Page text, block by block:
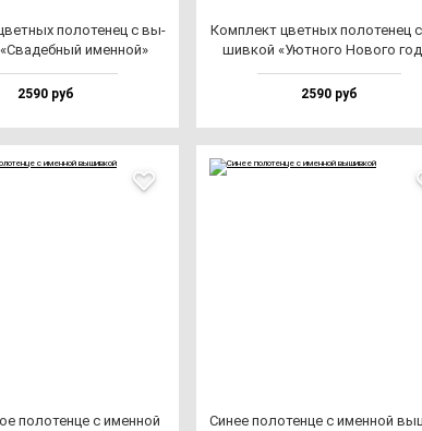
по­ло­те­нец с вы­
имен­ной»
2590 руб
Ком­плект цвет­ных по­ло­те­нец
шив­кой «Уют­но­го Ново­го
2590 руб
по­ло­тен­це с имен­ной
Синее по­ло­тен­це с имен­ной